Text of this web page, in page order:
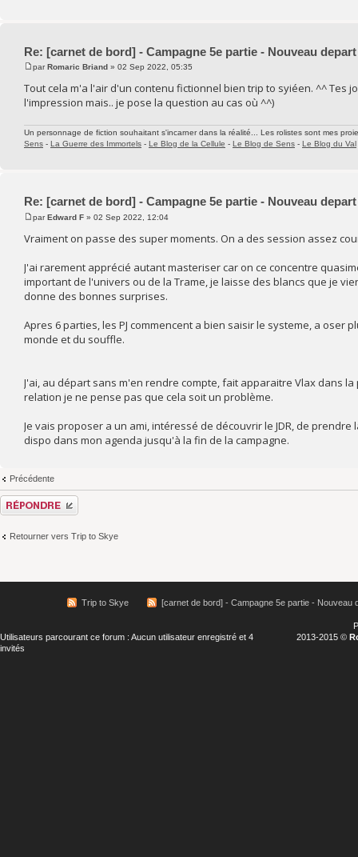
Re: [carnet de bord] - Campagne 5e partie - Nouveau depart
parRomaric Briand » 02 Sep 2022, 05:35
Tout cela m'a l'air d'un contenu fictionnel bien trip to syiéen. ^^ Tes
l'impression mais.. je pose la question au cas où ^^)
Un personnage de fiction souhaitant s'incarner dans la réalité... Les rolistes sont mes
Sens - La Guerre des Immortels - Le Blog de la Cellule - Le Blog de Sens - Le Blog du Val
Re: [carnet de bord] - Campagne 5e partie - Nouveau depart
parEdward F » 02 Sep 2022, 12:04
Vraiment on passe des super moments. On a des session assez
J'ai rarement apprécié autant masteriser car on ce concentre
important de l'univers ou de la Trame, je laisse des blancs que je
donne des bonnes surprises.
Apres 6 parties, les PJ commencent a bien saisir le systeme, a
monde et du souffle.
J'ai, au départ sans m'en rendre compte, fait apparaitre Vlax dans
relation je ne pense pas que cela soit un problème.
Je vais proposer a un ami, intéressé de découvrir le JDR, de
dispo dans mon agenda jusqu'à la fin de la campagne.
Précédente
Répondre
Retourner vers Trip to Skye
Trip to Skye [carnet de bord] - Campagne 5e partie - Nouveau
Utilisateurs parcourant ce forum : Aucun utilisateur enregistré et 4
invités
2013-2015 ©